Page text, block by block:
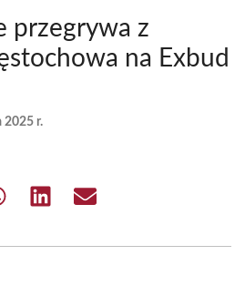
przegrywa z
na Exbud
2025 r.
Share Share